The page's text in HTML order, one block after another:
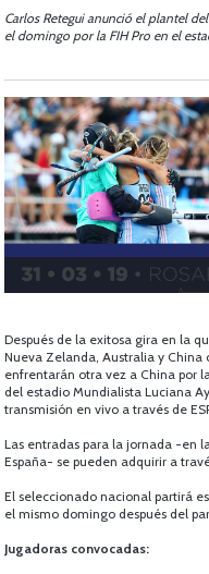
Carlos Retegui anunció el plantel
el domingo por la FIH Pro en el
Después de la exitosa gira en la
Nueva Zelanda, Australia y
enfrentarán otra vez a China por
del estadio Mundialista Luciana
transmisión en vivo a través de
Las entradas para la jornada -en
España- se pueden adquirir a
El seleccionado nacional partirá
el mismo domingo después del
Jugadoras convocadas: